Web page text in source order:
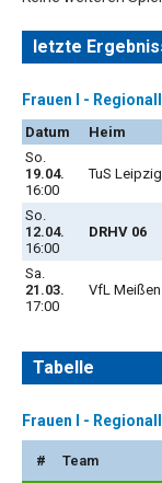
letzte
Frauen I -
Datum Heim
So.
19.04.
16:00
TuS
So.
12.04.
16:00
DRHV 06
Sa.
21.03.
17:00
VfL Meißen
Tabelle
Frauen I -
# Team